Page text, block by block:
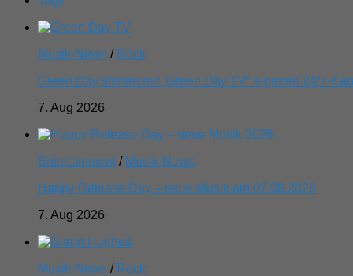
Musik-News / Rock
Green Day starten mit „Green Day TV“ eigenen 24/7-
7. Aug 2026
Entertainment / Musik-News
Happy Release Day – neue Musik am 07.08.2026
7. Aug 2026
Musik-News / Rock